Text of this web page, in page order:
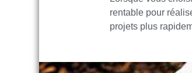
rentable pour
projets plus